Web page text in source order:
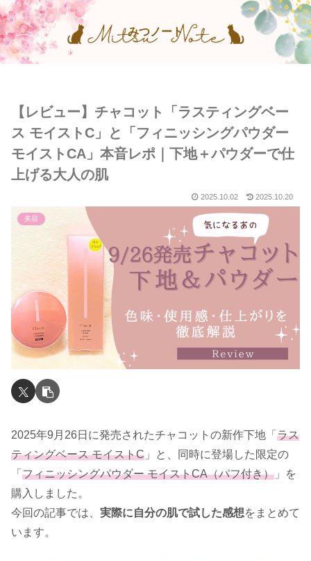
みつノート
【レビュー】チャコット「ラスティングベー
ス モイストC」と「フィニッシングパウダー
モイストCA」本音レポ｜下地＋パウダーで仕
上げる大人の肌
2025.10.02 2025.10.20
美容
2025年9月26日に発売されたチャコットの新作下地「 ラス
ティングベース モイストC 」と、同時に登場した限定の
「 フィニッシングパウダー モイストCA（パフ付き） 」を
購入しました。
今回の記事では、 実際に自分の肌で試した感想をまとめて
います。